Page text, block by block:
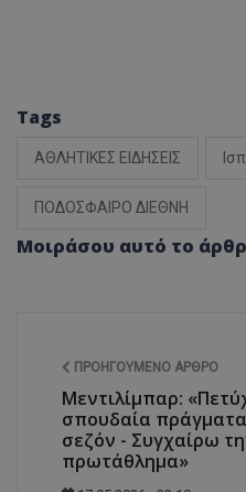
Tags
ΑΘΛΗΤΙΚΕΣ ΕΙΔΗΣΕΙΣ
ΠΟΔΟΣΦΑΙΡΟ ΔΙΕΘΝΗ
Μοιράσου αυτό το
ΠΡΟΗΓΟΎΜΕΝΟ ΆΡΘΡΟ
Μεντιλίμπαρ:
σπουδαία
σεζόν - Συγχαίρω
πρωτάθλημα»